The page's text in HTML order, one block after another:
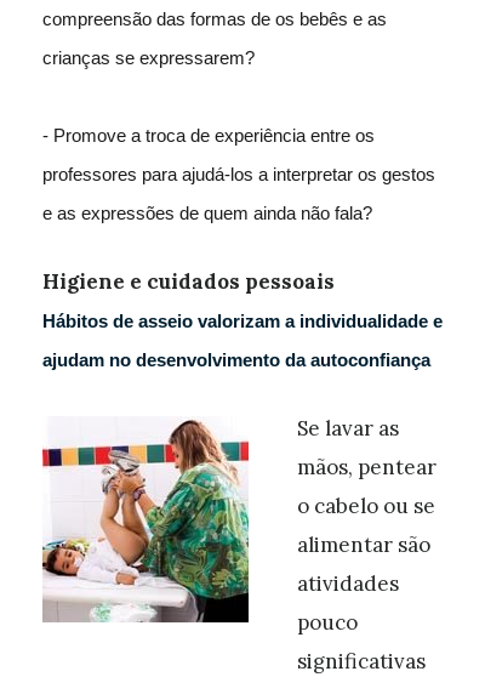
compreensão das formas de os bebês e as
crianças se expressarem?
- Promove a troca de experiência entre os
professores para ajudá-los a interpretar os gestos
e as expressões de quem ainda não fala?
Higiene e cuidados pessoais
Hábitos de asseio valorizam a individualidade e
ajudam no desenvolvimento da autoconfiança
Se lavar as
mãos, pentear
o cabelo ou se
alimentar são
atividades
pouco
significativas